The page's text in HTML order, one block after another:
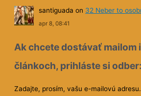
santiguada on 32 Neber to
apr 8, 08:41
Ak chcete dostávať mailom
článkoch, prihláste si odber:
Zadajte, prosím, vašu e-mailovú adresu.